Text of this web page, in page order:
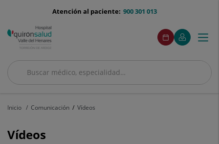
menu-
900 301 013
Atención al paciente:
Buscar
Buscar
menuAcceso
Pedir
cita
Este
enlace
se
en
Mi
Quirónsalud
Este
enlace
se
en
ventana
Menú
Inicio Comunicación Vídeos
Vídeos